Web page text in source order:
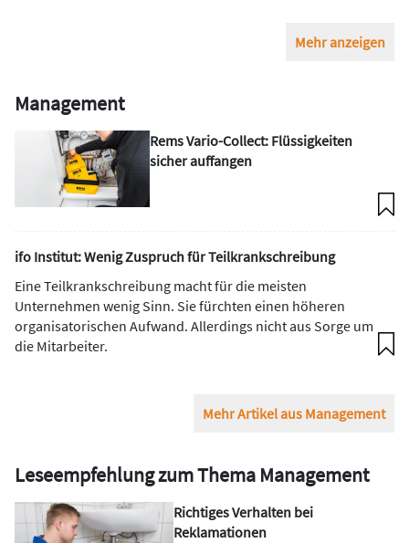
Mehr anzeigen
Management
Rems Vario-Collect: Flüssigkeiten
sicher auffangen
ifo Institut: Wenig Zuspruch für Teilkrankschreibung
Eine Teilkrankschreibung macht für die meisten
Unternehmen wenig Sinn. Sie fürchten einen höheren
organisatorischen Aufwand. Allerdings nicht aus Sorge um
die Mitarbeiter.
Mehr Artikel aus Management
Leseempfehlung zum Thema Management
Richtiges Verhalten bei
Reklamationen